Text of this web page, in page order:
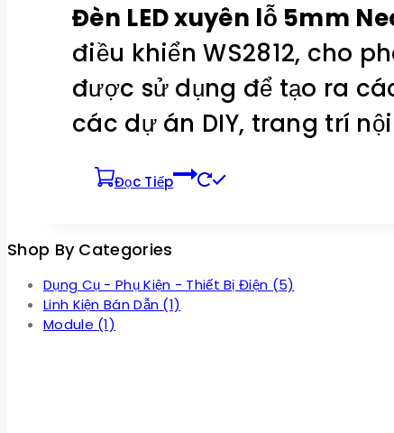
Đèn LED xuyên lỗ 5mm
điều khiển WS2812, cho
được sử dụng để tạo ra
các dự án DIY, trang trí
Đọc Tiếp
Shop By Categories
Dụng Cụ - Phụ Kiện - Thiết Bị Điện (5)
Linh Kiện Bán Dẫn (1)
Module (1)